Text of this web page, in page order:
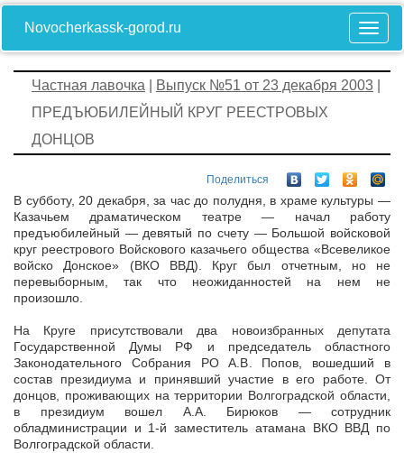
Novocherkassk-gorod.ru
Частная лавочка Выпуск №51 от 23 декабря 2003
ПРЕДЪЮБИЛЕЙНЫЙ КРУГ РЕЕСТРОВЫХ
ДОНЦОВ
Поделиться
В субботу, 20 декабря, за час до полудня, в храме культуры —
Казачьем драматическом театре — начал работу
предъюбилейный — девятый по счету — Большой войсковой
круг реестрового Войскового казачьего общества «Всевеликое
войско Донское» (ВКО ВВД). Круг был отчетным, но не
перевыборным, так что неожиданностей на нем не
произошло.
На Круге присутствовали два новоизбранных депутата
Государственной Думы РФ и председатель областного
Законодательного Собрания РО А.В. Попов, вошедший в
состав президиума и принявший участие в его работе. От
донцов, проживающих на территории Волгоградской области,
в президиум вошел А.А. Бирюков — сотрудник
обладминистрации и 1-й заместитель атамана ВКО ВВД по
Волгоградской области.